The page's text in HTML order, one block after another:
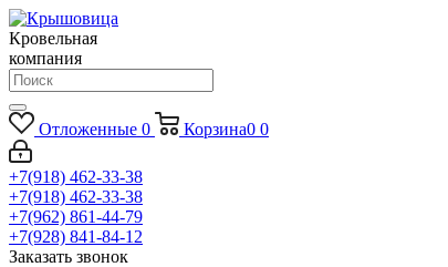
Кровельная
компания
Отложенные 0 Корзина0 0
+7(918) 462-33-38
+7(918) 462-33-38
+7(962) 861-44-79
+7(928) 841-84-12
Заказать звонок